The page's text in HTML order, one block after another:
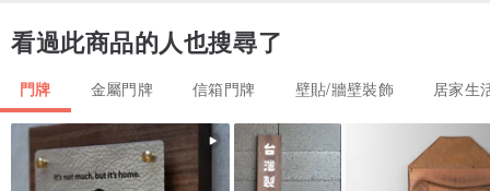
進入製作程序後會需要15-24個工作天(不含例假)去製作始可完成，非
由金屬工藝設計師：游辰遠 (YCY) 設計
看過此商品的人也搜尋了
門牌 金屬門牌 信箱門牌 壁貼/牆壁裝飾 居家生